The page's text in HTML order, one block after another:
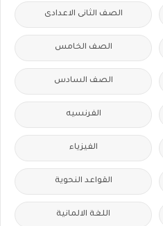
الصف الثانى الاعدادى
الصف الخامس
الصف السادس
الفرنسيه
الفيزياء
القواعد النحوية
اللغة الالمانية